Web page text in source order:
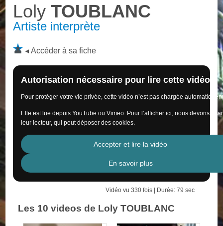
Loly TOUBLANC
Artiste interprète
Accéder à sa fiche
Autorisation nécessaire pour lire cette vidéo
Pour protéger votre vie privée, cette vidéo n’est pas chargée
Elle est lue depuis YouTube ou Vimeo. Pour l’afficher ici, nous devons
leur lecteur, qui peut déposer des cookies.
Accepter et lire la vidéo
En savoir plus
Vidéo vu 330 fois | Durée: 79 sec
Les 10 videos de Loly TOUBLANC